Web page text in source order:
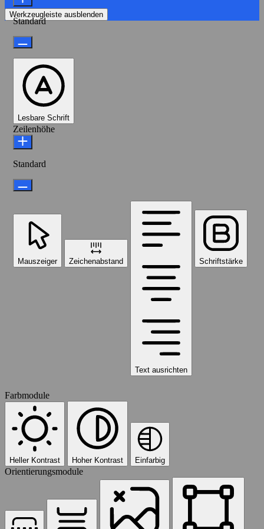
Werkzeugleiste ausblenden
Standard
Lesbare Schrift
Zeilenhöhe
Standard
Mauszeiger Zeichenabstand
Text ausrichten
Schriftstärke
Farbmodule
Heller Kontrast Hoher Kontrast Einfarbig
Orientierungsmodule